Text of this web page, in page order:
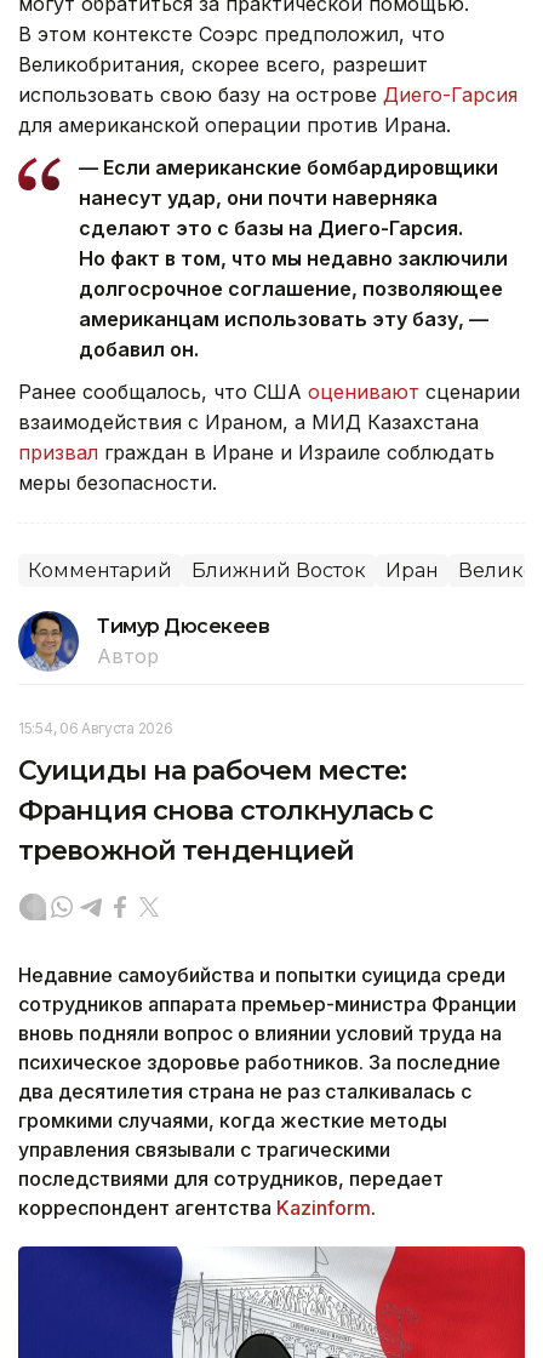
В этом контексте Соэрс предположил, что
Великобритания, скорее всего, разрешит
использовать свою базу на острове Диего-Гарсия
для американской операции против Ирана.
— Если американские бомбардировщики
нанесут удар, они почти наверняка
сделают это с базы на Диего-Гарсия.
Но факт в том, что мы недавно заключили
долгосрочное соглашение, позволяющее
американцам использовать эту базу, —
добавил он.
Ранее сообщалось, что США оценивают сценарии
взаимодействия с Ираном, а МИД Казахстана
призвал граждан в Иране и Израиле соблюдать
меры безопасности.
Комментарий Ближний Восток Иран
Тимур Дюсекеев
Автор
15:54, 06 Августа 2026
Суициды на рабочем месте:
Франция снова столкнулась с
тревожной тенденцией
Недавние самоубийства и попытки суицида среди
сотрудников аппарата премьер-министра Франции
вновь подняли вопрос о влиянии условий труда на
психическое здоровье работников. За последние
два десятилетия страна не раз сталкивалась с
громкими случаями, когда жесткие методы
управления связывали с трагическими
последствиями для сотрудников, передает
корреспондент агентства Kazinform.